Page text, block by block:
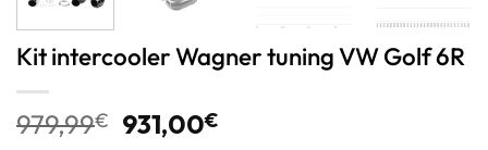
Kit intercooler Wagner tuning VW Golf 6R
979,99€ 931,00€